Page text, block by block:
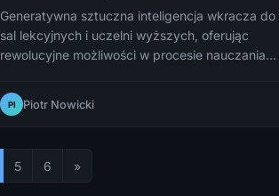
Generatywna sztuczna inteligencja wkracza do
sal lekcyjnych i uczelni wyższych, oferując
rewolucyjne możliwości w procesie nauczania,
uczniami szereg poważnych wyzwań
etycznych i pedagogicznych.
PI Piotr Nowicki
5 6 »